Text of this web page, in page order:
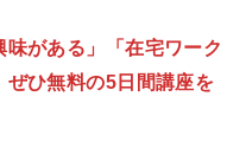
味がある」「在宅ワーク
ひ無料の5日間講座を